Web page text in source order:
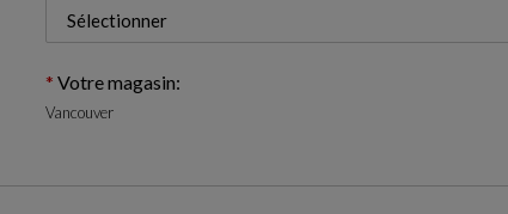
Votre magasin:
Vancouver